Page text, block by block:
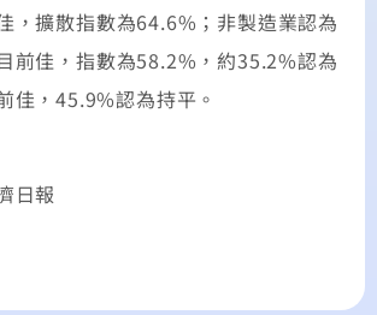
，擴散指數為64.6%；非製造業認為
前佳，指數為58.2%，約35.2%認為
佳，45.9%認為持平。
日報